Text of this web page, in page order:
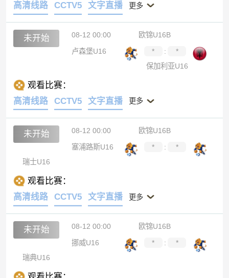
高清线路
CCTV5 文字直播 更多
未开始 08-12 00:00
欧锦U16B
卢森堡U16
* :
*
保加利亚U16
观看比赛：
高清线路
CCTV5 文字直播 更多
未开始 08-12 00:00
欧锦U16B
塞浦路斯U16
* :
*
瑞士U16
观看比赛：
高清线路
CCTV5 文字直播 更多
未开始 08-12 00:00
欧锦U16B
挪威U16
* :
*
瑞典U16